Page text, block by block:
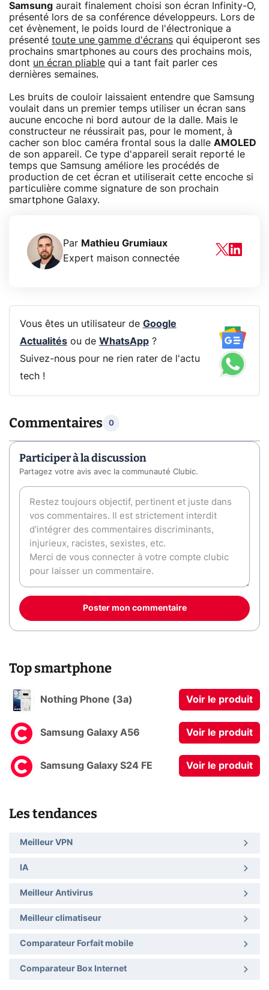
Samsung aurait finalement choisi son écran Infinity-O,
présenté lors de sa conférence développeurs. Lors de
cet évènement, le poids lourd de l'électronique a
présenté toute une gamme d'écrans qui équiperont ses
prochains smartphones au cours des prochains mois,
dont un écran pliable qui a tant fait parler ces
dernières semaines.
Les bruits de couloir laissaient entendre que Samsung
voulait dans un premier temps utiliser un écran sans
aucune encoche ni bord autour de la dalle. Mais le
constructeur ne réussirait pas, pour le moment, à
cacher son bloc caméra frontal sous la dalle AMOLED
de son appareil. Ce type d'appareil serait reporté le
temps que Samsung améliore les procédés de
production de cet écran et utiliserait cette encoche si
particulière comme signature de son prochain
smartphone Galaxy.
Par Mathieu Grumiaux
Expert maison connectée
Vous êtes un utilisateur de Google
Actualitésou de WhatsApp?
Suivez-nous pour ne rien rater de l'actu
tech !
Commentaires 0
Participer à la discussion
Partagez votre avis avec la communauté Clubic.
Poster mon commentaire
Top smartphone
Nothing Phone (3a) Voir le produit
Samsung Galaxy A56 Voir le produit
Samsung Galaxy S24 FE Voir le produit
Les tendances
Meilleur VPN
IA
Meilleur Antivirus
Meilleur climatiseur
Comparateur Forfait mobile
Comparateur Box Internet